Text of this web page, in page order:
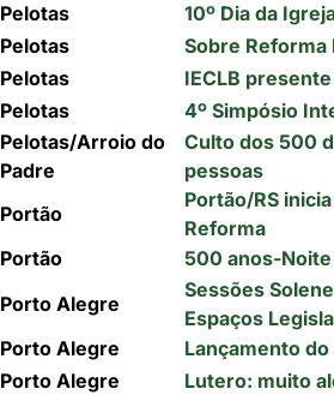
Pelotas
10º Dia da
Pelotas
Sobre Reforma
Pelotas
IECLB
Pelotas
4º Simpósio
Pelotas/Arroio do
Padre
Culto dos 500
pessoas
Portão
Portão/RS
Reforma
Portão
500 anos-
Porto Alegre
Sessões
Espaços
Porto Alegre
Lançamento
Porto Alegre
Lutero: muito